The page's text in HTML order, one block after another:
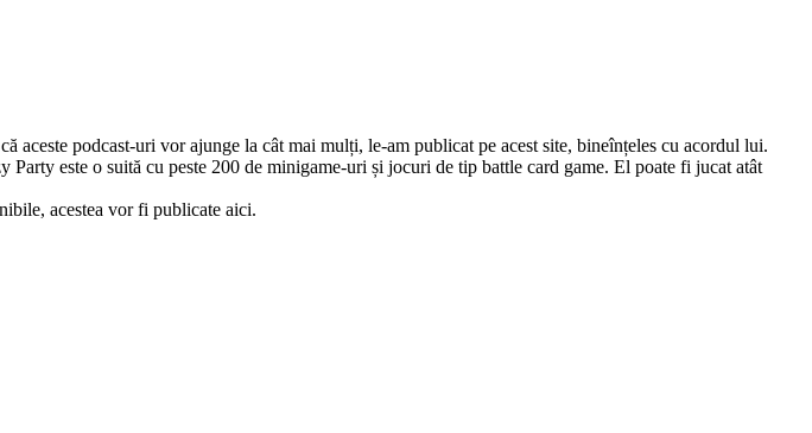
aceste podcast-uri vor ajunge la cât mai mulți, le-am publicat pe acest site, bineînțeles cu acordul lui.
este o suită cu peste 200 de minigame-uri și jocuri de tip battle card game. El poate fi jucat atât
acestea vor fi publicate aici.